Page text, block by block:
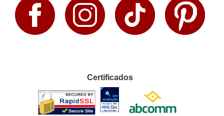
Certificados